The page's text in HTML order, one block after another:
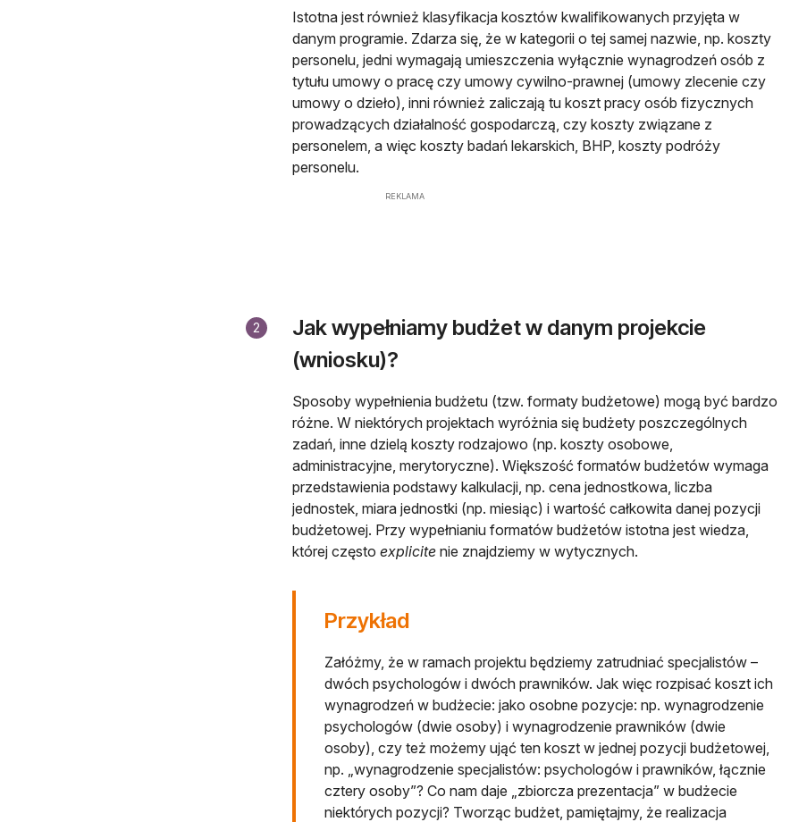
Istotna jest również klasyfikacja kosztów kwalifikowanych przyjęta w
danym programie. Zdarza się, że w kategorii o tej samej nazwie, np. koszty
personelu, jedni wymagają umieszczenia wyłącznie wynagrodzeń osób z
tytułu umowy o pracę czy umowy cywilno-prawnej (umowy zlecenie czy
umowy o dzieło), inni również zaliczają tu koszt pracy osób fizycznych
prowadzących działalność gospodarczą, czy koszty związane z
personelem, a więc koszty badań lekarskich, BHP, koszty podróży
personelu.
REKLAMA
2
Jak wypełniamy budżet w danym projekcie
(wniosku)?
Sposoby wypełnienia budżetu (tzw. formaty budżetowe) mogą być bardzo
różne. W niektórych projektach wyróżnia się budżety poszczególnych
zadań, inne dzielą koszty rodzajowo (np. koszty osobowe,
administracyjne, merytoryczne). Większość formatów budżetów wymaga
przedstawienia podstawy kalkulacji, np. cena jednostkowa, liczba
jednostek, miara jednostki (np. miesiąc) i wartość całkowita danej pozycji
budżetowej. Przy wypełnianiu formatów budżetów istotna jest wiedza,
której często explicite nie znajdziemy w wytycznych.
Przykład
Załóżmy, że w ramach projektu będziemy zatrudniać specjalistów –
dwóch psychologów i dwóch prawników. Jak więc rozpisać koszt ich
wynagrodzeń w budżecie: jako osobne pozycje: np. wynagrodzenie
psychologów (dwie osoby) i wynagrodzenie prawników (dwie
osoby), czy też możemy ująć ten koszt w jednej pozycji budżetowej,
np. „wynagrodzenie specjalistów: psychologów i prawników, łącznie
cztery osoby”? Co nam daje „zbiorcza prezentacja” w budżecie
niektórych pozycji? Tworząc budżet, pamiętajmy, że realizacja